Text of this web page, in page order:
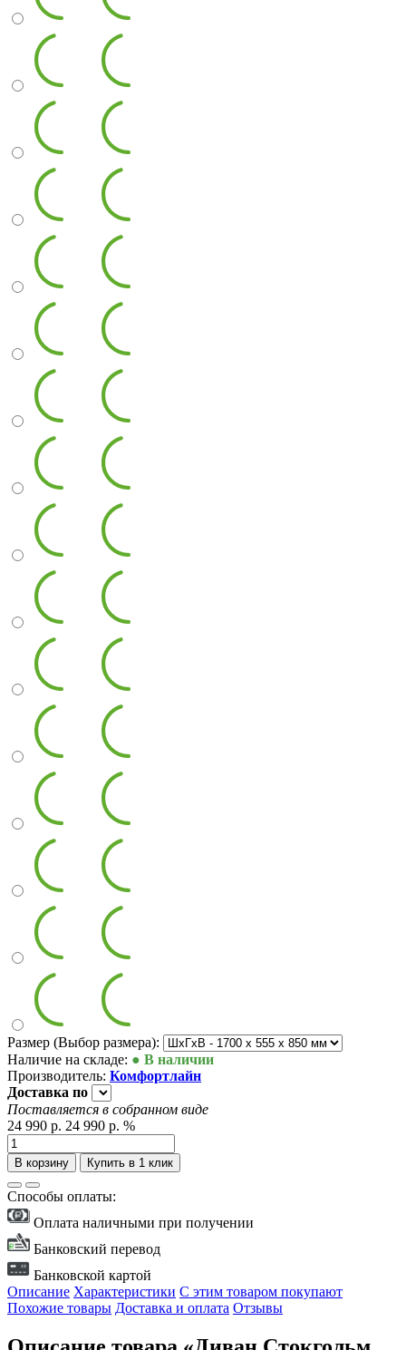
Размер (Выбор размера):
Наличие на складе: ● В наличии
Производитель: Комфортлайн
Доставка по
Поставляется в собранном виде
24 990 р. 24 990 р. %
В корзину Купить в 1 клик
Способы оплаты:
Оплата наличными при получении
Банковский перевод
Банковской картой
Описание Характеристики С этим товаром покупают
Похожие товары Доставка и оплата Отзывы